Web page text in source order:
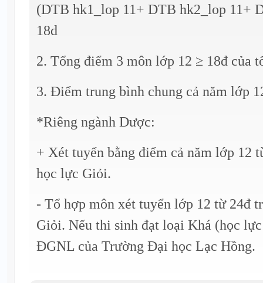
(DTB hk1_lop 11+ DTB hk2_lop 11+
18d
2. Tổng điểm 3 môn lớp 12 ≥ 18đ của
3. Điểm trung bình chung cả năm lớp
*Riêng ngành Dược:
+ Xét tuyển bằng điểm cả năm lớp 12
học lực Giỏi.
- Tổ hợp môn xét tuyển lớp 12 từ 24đ
Giỏi. Nếu thi sinh đạt loại Khá (học
ĐGNL của Trường Đại học Lạc Hồng.